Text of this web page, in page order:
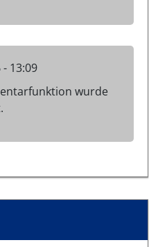
- 13:09
wurde